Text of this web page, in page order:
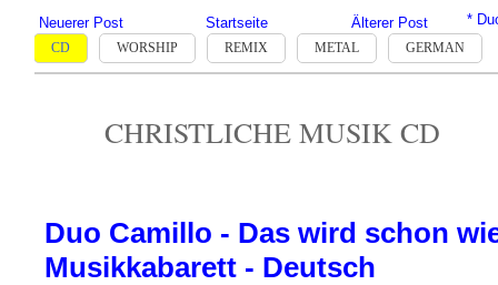
CD WORSHIP REMIX METAL GERMAN
CHRISTLICHE MUSIK CD
Neuerer Post Älterer Post
Startseite
Duo Camillo - Das wird schon
Musikkabarett - Deutsch
*